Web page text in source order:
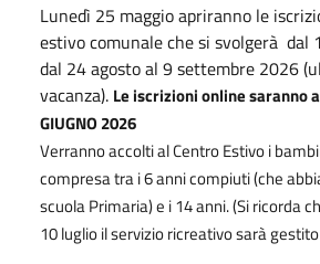
Lunedì 25 maggio apriranno le
estivo comunale che si svolgerà dal
dal 24 agosto al 9 settembre 2026
vacanza). Le iscrizioni online saranno
GIUGNO 2026
Verranno accolti al Centro Estivo i
compresa tra i 6 anni compiuti (che
scuola Primaria) e i 14 anni. (Si ricorda
10 luglio il servizio ricreativo sarà